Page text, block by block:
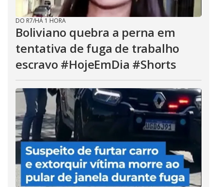
DO R7/HÁ 1 HORA
Boliviano quebra a perna em
tentativa de fuga de trabalho
escravo #HojeEmDia #Shorts